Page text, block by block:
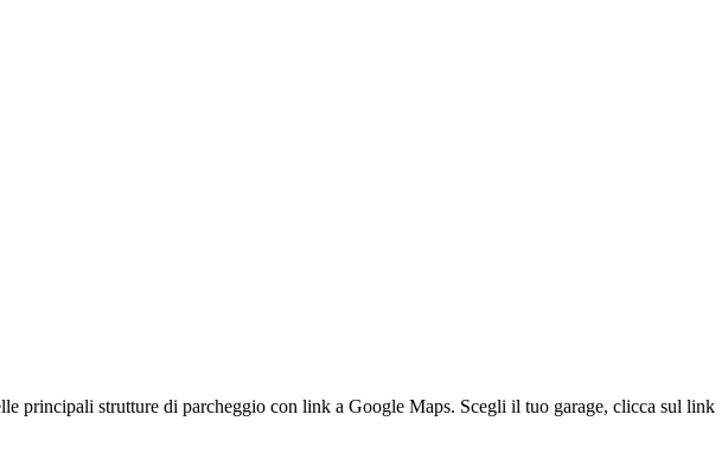
principali strutture di parcheggio con link a Google Maps. Scegli il tuo garage, clicca sul link